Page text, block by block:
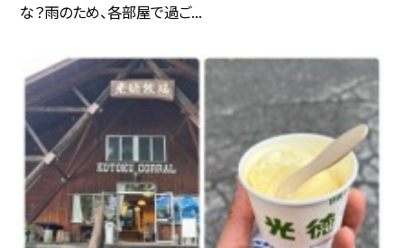
な？雨のため、各部屋で過ご...